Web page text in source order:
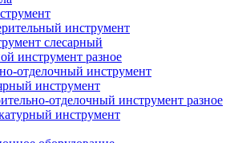
инструмент
слесарный
инструмент разное
отделочный инструмент
инструмент
отделочный инструмент разное
инструмент